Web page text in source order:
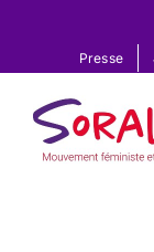
contenu
Presse